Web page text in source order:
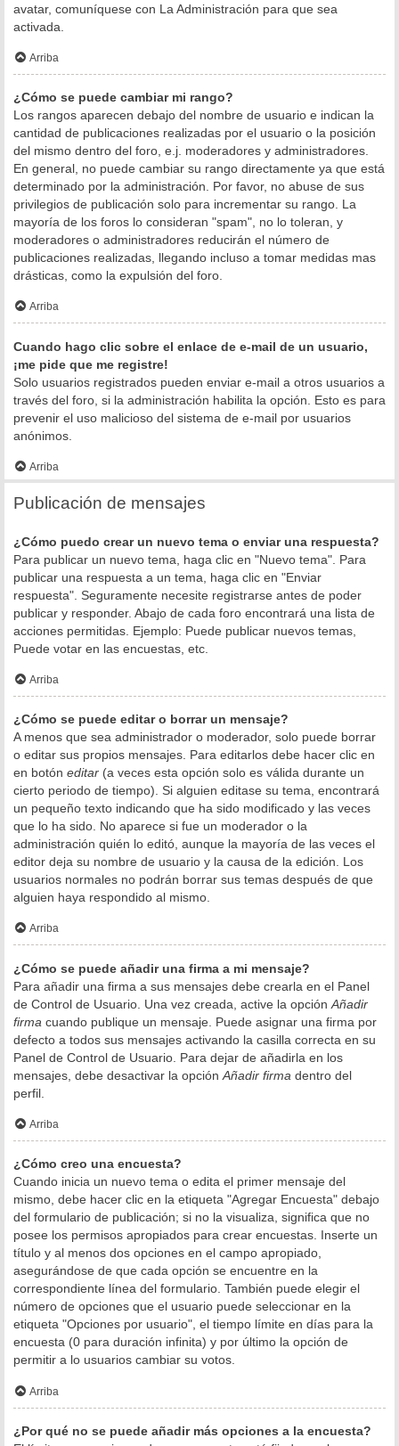
avatar, comuníquese con La Administración para que sea
activada.
Arriba
¿Cómo se puede cambiar mi rango?
Los rangos aparecen debajo del nombre de usuario e indican la
cantidad de publicaciones realizadas por el usuario o la posición
del mismo dentro del foro, e.j. moderadores y administradores.
En general, no puede cambiar su rango directamente ya que está
determinado por la administración. Por favor, no abuse de sus
privilegios de publicación solo para incrementar su rango. La
mayoría de los foros lo consideran "spam", no lo toleran, y
moderadores o administradores reducirán el número de
publicaciones realizadas, llegando incluso a tomar medidas mas
drásticas, como la expulsión del foro.
Arriba
Cuando hago clic sobre el enlace de e-mail de un usuario,
¡me pide que me registre!
Solo usuarios registrados pueden enviar e-mail a otros usuarios a
través del foro, si la administración habilita la opción. Esto es para
prevenir el uso malicioso del sistema de e-mail por usuarios
anónimos.
Arriba
Publicación de mensajes
¿Cómo puedo crear un nuevo tema o enviar una respuesta?
Para publicar un nuevo tema, haga clic en "Nuevo tema". Para
publicar una respuesta a un tema, haga clic en "Enviar
respuesta". Seguramente necesite registrarse antes de poder
publicar y responder. Abajo de cada foro encontrará una lista de
acciones permitidas. Ejemplo: Puede publicar nuevos temas,
Puede votar en las encuestas, etc.
Arriba
¿Cómo se puede editar o borrar un mensaje?
A menos que sea administrador o moderador, solo puede borrar
o editar sus propios mensajes. Para editarlos debe hacer clic en
en botón editar (a veces esta opción solo es válida durante un
cierto periodo de tiempo). Si alguien editase su tema, encontrará
un pequeño texto indicando que ha sido modificado y las veces
que lo ha sido. No aparece si fue un moderador o la
administración quién lo editó, aunque la mayoría de las veces el
editor deja su nombre de usuario y la causa de la edición. Los
usuarios normales no podrán borrar sus temas después de que
alguien haya respondido al mismo.
Arriba
¿Cómo se puede añadir una firma a mi mensaje?
Para añadir una firma a sus mensajes debe crearla en el Panel
de Control de Usuario. Una vez creada, active la opción Añadir
firma cuando publique un mensaje. Puede asignar una firma por
defecto a todos sus mensajes activando la casilla correcta en su
Panel de Control de Usuario. Para dejar de añadirla en los
mensajes, debe desactivar la opción Añadir firma dentro del
perfil.
Arriba
¿Cómo creo una encuesta?
Cuando inicia un nuevo tema o edita el primer mensaje del
mismo, debe hacer clic en la etiqueta "Agregar Encuesta" debajo
del formulario de publicación; si no la visualiza, significa que no
posee los permisos apropiados para crear encuestas. Inserte un
título y al menos dos opciones en el campo apropiado,
asegurándose de que cada opción se encuentre en la
correspondiente línea del formulario. También puede elegir el
número de opciones que el usuario puede seleccionar en la
etiqueta "Opciones por usuario", el tiempo límite en días para la
encuesta (0 para duración infinita) y por último la opción de
permitir a lo usuarios cambiar su votos.
Arriba
¿Por qué no se puede añadir más opciones a la encuesta?